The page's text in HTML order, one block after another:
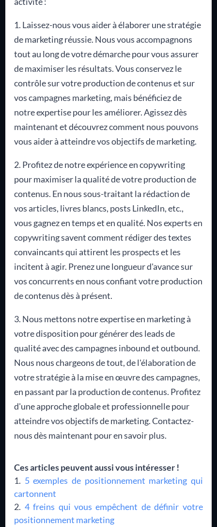
1. Laissez-nous vous aider à élaborer une stratégie
de marketing réussie. Nous vous accompagnons
tout au long de votre démarche pour vous assurer
de maximiser les résultats. Vous conservez le
contrôle sur votre production de contenus et sur
vos campagnes marketing, mais bénéficiez de
notre expertise pour les améliorer. Agissez dès
maintenant et découvrez comment nous pouvons
vous aider à atteindre vos objectifs de marketing.
2. Profitez de notre expérience en copywriting
pour maximiser la qualité de votre production de
contenus. En nous sous-traitant la rédaction de
vos articles, livres blancs, posts LinkedIn, etc.,
vous gagnez en temps et en qualité. Nos experts en
copywriting savent comment rédiger des textes
convaincants qui attirent les prospects et les
incitent à agir. Prenez une longueur d'avance sur
vos concurrents en nous confiant votre production
de contenus dès à présent.
3. Nous mettons notre expertise en marketing à
votre disposition pour générer des leads de
qualité avec des campagnes inbound et outbound.
Nous nous chargeons de tout, de l'élaboration de
votre stratégie à la mise en œuvre des campagnes,
en passant par la production de contenus. Profitez
d'une approche globale et professionnelle pour
atteindre vos objectifs de marketing. Contactez-
nous dès maintenant pour en savoir plus.
Ces articles peuvent aussi vous intéresser !
5 exemples de positionnement marketing qui
cartonnent
4 freins qui vous empêchent de définir votre
positionnement marketing